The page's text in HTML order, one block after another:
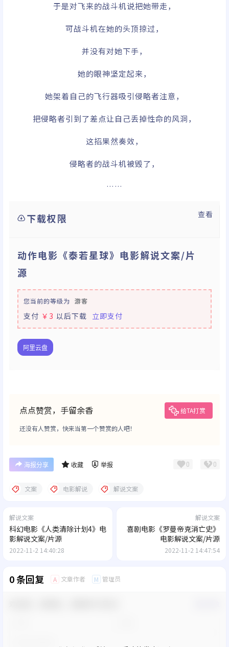
于是对飞来的战斗机说把她带走，
可战斗机在她的头顶掠过，
并没有对她下手，
她的眼神坚定起来，
她架着自己的飞行器吸引侵略者注意，
把侵略者引到了差点让自己丢掉性命的风洞，
这招果然奏效，
侵略者的战斗机被毁了，
……
下载权限 查看
动作电影《泰若星球》电影解说文案/片
源
您当前的等级为 游客
支付 ￥3 以后下载 立即支付
阿里云盘
点点赞赏，手留余香 给TA打赏
还没有人赞赏，快来当第一个赞赏的人吧！
海报分享 收藏 举报 0 0
文案 电影解说 解说文案
解说文案
科幻电影《人类清除计划4》电
影解说文案/片源
2022-11-2 14:40:28
解说文案
喜剧电影《罗曼帝克消亡史》
电影解说文案/片源
2022-11-2 14:47:54
0 条回复 A 文章作者 M 管理员